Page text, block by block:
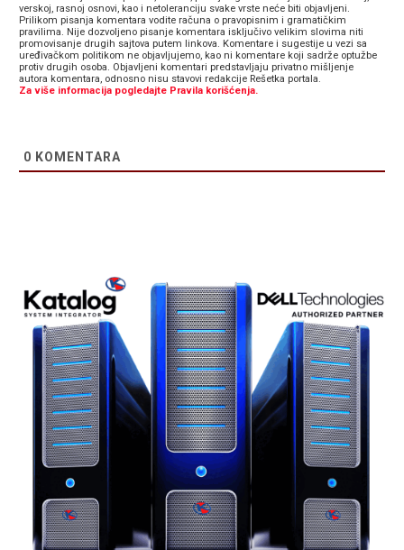
verskoj, rasnoj osnovi, kao i netoleranciju svake vrste neće biti objavljeni.
Prilikom pisanja komentara vodite računa o pravopisnim i gramatičkim
pravilima. Nije dozvoljeno pisanje komentara isključivo velikim slovima niti
promovisanje drugih sajtova putem linkova. Komentare i sugestije u vezi sa
uređivačkom politikom ne objavljujemo, kao ni komentare koji sadrže optužbe
protiv drugih osoba. Objavljeni komentari predstavljaju privatno mišljenje
autora komentara, odnosno nisu stavovi redakcije Rešetka portala.
Za više informacija pogledajte Pravila korišćenja.
0 KOMENTARA